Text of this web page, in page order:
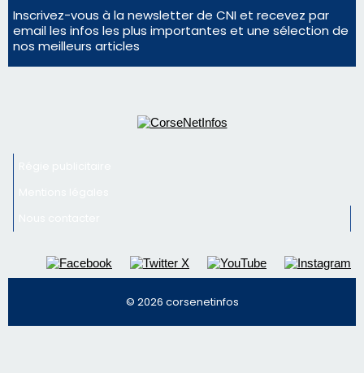
Régie publicitaire
Mentions légales
Nous contacter